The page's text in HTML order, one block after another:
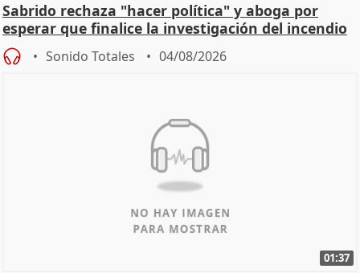
Sabrido rechaza "hacer política" y aboga por
esperar que finalice la investigación del incendio
Sonido Totales 04/08/2026
01:37